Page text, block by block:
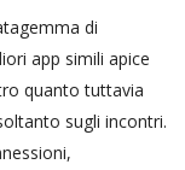
di
app simili apice
quanto tuttavia
sugli incontri.